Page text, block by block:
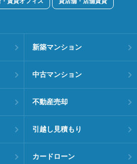
新築マンション
中古マンション
不動産売却
引越し見積もり
カードローン